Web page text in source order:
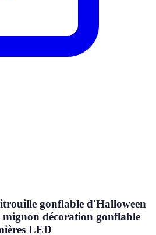
gonflable d'Halloween
mignon décoration gonflable
LED